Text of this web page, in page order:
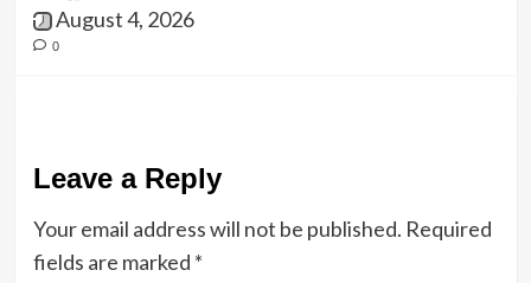
August 4, 2026
0
Leave a Reply
Your email address will not be published. Required
fields are marked *